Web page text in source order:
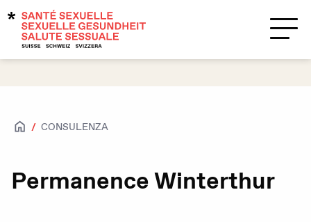
Accesso per tutte e tutti
CONSULENZA
Permanence Winterthur